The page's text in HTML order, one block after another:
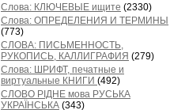
Слова: КЛЮЧЕВЫЕ ищите (2330)
Слова: ОПРЕДЕЛЕНИЯ И ТЕРМИНЫ
(773)
СЛОВА: ПИСЬМЕННОСТЬ,
РУКОПИСЬ, КАЛЛИГРАФИЯ (279)
Слова: ШРИФТ, печатные и
виртуальные КНИГИ (492)
СЛОВО РІДНЕ мова РУСЬКА
УКРАЇНСЬКА (343)